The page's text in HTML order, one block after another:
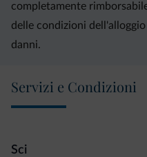
completamente
delle condizioni
danni.
Servizi e Condizioni
Sci